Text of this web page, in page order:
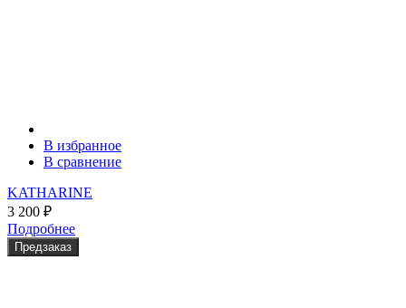
В избранное
В сравнение
KATHARINE
3 200 ₽
Подробнее
Предзаказ